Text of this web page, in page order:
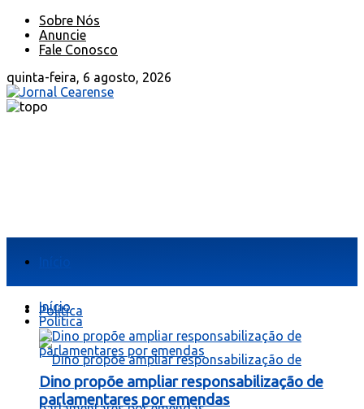
Sobre Nós
Anuncie
Fale Conosco
quinta-feira, 6 agosto, 2026
Política
Início
Política
Dino propõe ampliar responsabilização de
parlamentares por emendas